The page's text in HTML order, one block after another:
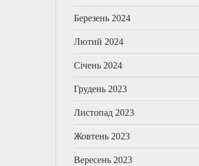
Березень 2024
Лютий 2024
Січень 2024
Грудень 2023
Листопад 2023
Жовтень 2023
Вересень 2023